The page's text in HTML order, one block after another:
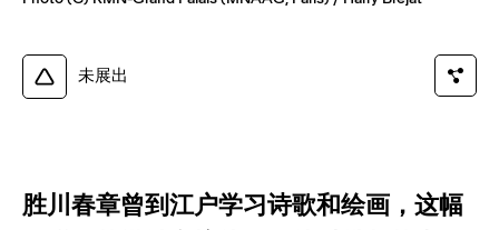
未展出
胜川春章曾到江户学习诗歌和绘画，这幅